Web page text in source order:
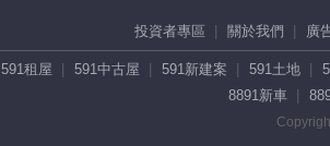
投資者專區 關於我們 廣
591租屋 591中古屋 591新建案 591土地
8891新車